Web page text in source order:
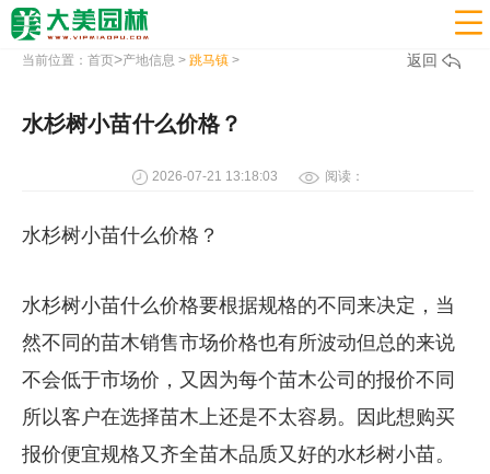

当前位置： 首页>产地信息 > 跳马镇> 返回
水杉树小苗什么价格？
2026-07-21 13:18:03 阅读：
水杉树小苗什么价格？
水杉树小苗什么价格要根据规格的不同来决定，当
然不同的苗木销售市场价格也有所波动但总的来说
不会低于市场价，又因为每个苗木公司的报价不同
所以客户在选择苗木上还是不太容易。因此想购买
报价便宜规格又齐全苗木品质又好的水杉树小苗。